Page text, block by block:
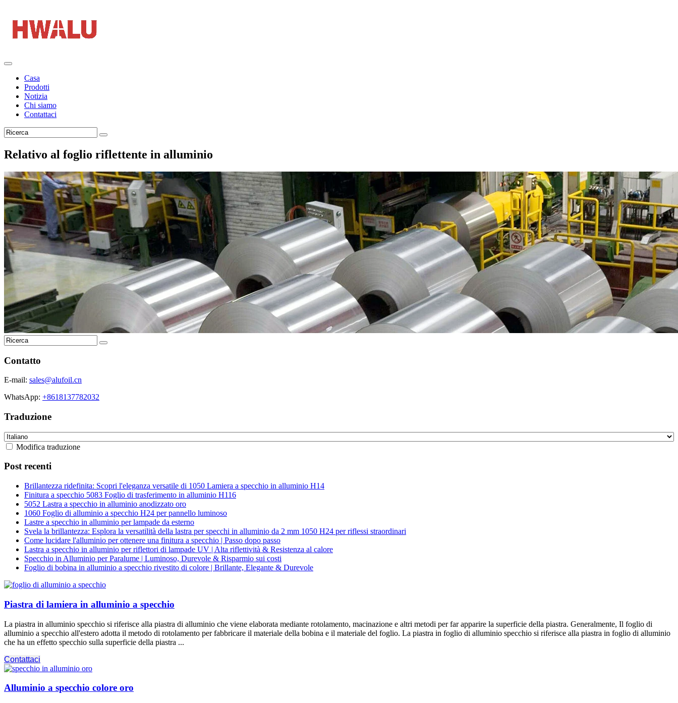
Casa
Prodotti
Notizia
Chi siamo
Contattaci
Relativo al foglio riflettente in alluminio
Contatto
E-mail: sales@alufoil.cn
WhatsApp: +8618137782032
Traduzione
Modifica traduzione
Post recenti
Brillantezza ridefinita: Scopri l'eleganza versatile di 1050 Lamiera a specchio in alluminio H14
Finitura a specchio 5083 Foglio di trasferimento in alluminio H116
5052 Lastra a specchio in alluminio anodizzato oro
1060 Foglio di alluminio a specchio H24 per pannello luminoso
Lastre a specchio in alluminio per lampade da esterno
Svela la brillantezza: Esplora la versatilità della lastra per specchi in alluminio da 2 mm 1050 H24 per riflessi straordinari
Come lucidare l'alluminio per ottenere una finitura a specchio | Passo dopo passo
Lastra a specchio in alluminio per riflettori di lampade UV | Alta riflettività & Resistenza al calore
Specchio in Alluminio per Paralume | Luminoso, Durevole & Risparmio sui costi
Foglio di bobina in alluminio a specchio rivestito di colore | Brillante, Elegante & Durevole
Piastra di lamiera in alluminio a specchio
La piastra in alluminio specchio si riferisce alla piastra di alluminio che viene elaborata mediante rotolamento, macinazione e altri metodi per far apparire la superficie della piastra. Generalmente, Il foglio di
alluminio a specchio all'estero adotta il metodo di rotolamento per fabbricare il materiale della bobina e il materiale del foglio. La piastra in foglio di alluminio specchio si riferisce alla piastra in foglio di alluminio
che ha un effetto specchio sulla superficie della piastra ...
Contattaci
Alluminio a specchio colore oro